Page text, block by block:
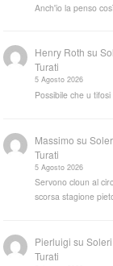
Anch'io la penso
Henry Roth su
Turati
5 Agosto 2026
Possibile che u
Massimo su
Turati
5 Agosto 2026
Servono cloun al
scorsa stagione
Pierluigi su
Turati